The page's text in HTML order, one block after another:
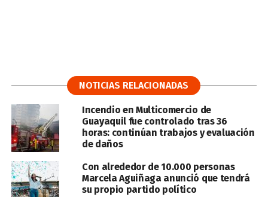
NOTICIAS RELACIONADAS
Incendio en Multicomercio de
Guayaquil fue controlado tras 36
horas: continúan trabajos y evaluación
de daños
Con alrededor de 10.000 personas
Marcela Aguiñaga anunció que tendrá
su propio partido político